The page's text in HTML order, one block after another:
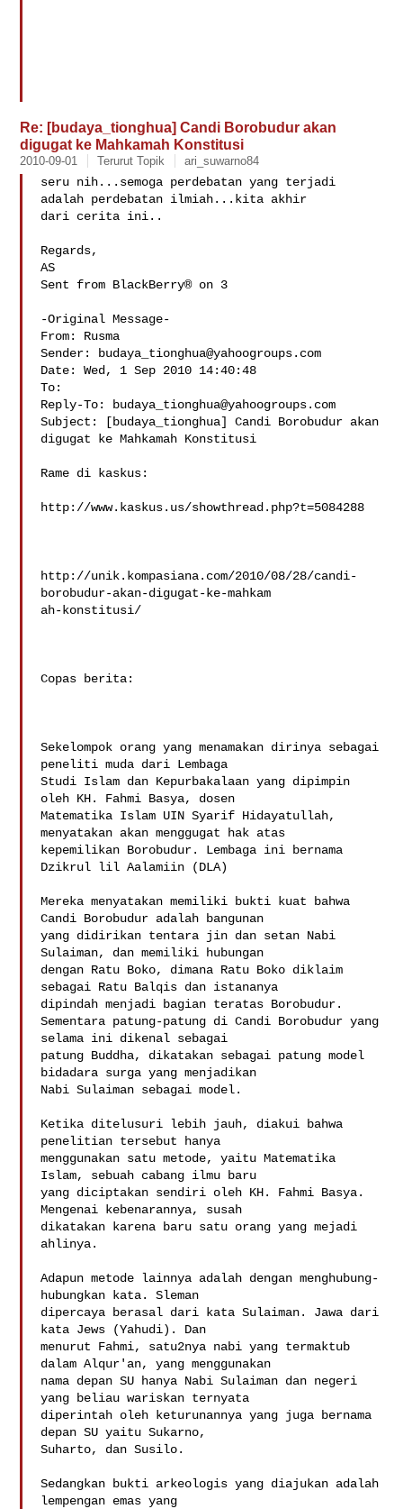
Re: [budaya_tionghua] Candi Borobudur akan
digugat ke Mahkamah Konstitusi
2010-09-01 Terurut Topik ari_suwarno84
seru nih...semoga perdebatan yang terjadi
adalah perdebatan ilmiah...kita akhir
dari cerita ini..
Regards,
AS
Sent from BlackBerry® on 3
-Original Message-
From: Rusma
Sender:
budaya_tionghua@yahoogroups.com
Date: Wed, 1 Sep 2010 14:40:48
To:
Reply-To:
budaya_tionghua@yahoogroups.com
Subject: [budaya_tionghua] Candi Borobudur akan
digugat ke Mahkamah Konstitusi
Rame di kaskus:
http://www.kaskus.us/showthread.php?t=5084288
http://unik.kompasiana.com/2010/08/28/candi-
borobudur-akan-digugat-ke-mahkam
ah-konstitusi/
Copas berita:
Sekelompok orang yang menamakan dirinya sebagai
peneliti muda dari Lembaga
Studi Islam dan Kepurbakalaan yang dipimpin
oleh KH. Fahmi Basya, dosen
Matematika Islam UIN Syarif Hidayatullah,
menyatakan akan menggugat hak atas
kepemilikan Borobudur. Lembaga ini bernama
Dzikrul lil Aalamiin (DLA)
Mereka menyatakan memiliki bukti kuat bahwa
Candi Borobudur adalah bangunan
yang didirikan tentara jin dan setan Nabi
Sulaiman, dan memiliki hubungan
dengan Ratu Boko, dimana Ratu Boko diklaim
sebagai Ratu Balqis dan istananya
dipindah menjadi bagian teratas Borobudur.
Sementara patung-patung di Candi Borobudur yang
selama ini dikenal sebagai
patung Buddha, dikatakan sebagai patung model
bidadara surga yang menjadikan
Nabi Sulaiman sebagai model.
Ketika ditelusuri lebih jauh, diakui bahwa
penelitian tersebut hanya
menggunakan satu metode, yaitu Matematika
Islam, sebuah cabang ilmu baru
yang diciptakan sendiri oleh KH. Fahmi Basya.
Mengenai kebenarannya, susah
dikatakan karena baru satu orang yang mejadi
ahlinya.
Adapun metode lainnya adalah dengan menghubung-
hubungkan kata. Sleman
dipercaya berasal dari kata Sulaiman. Jawa dari
kata Jews (Yahudi). Dan
menurut Fahmi, satu2nya nabi yang termaktub
dalam Alqur'an, yang menggunakan
nama depan SU hanya Nabi Sulaiman dan negeri
yang beliau wariskan ternyata
diperintah oleh keturunannya yang juga bernama
depan SU yaitu Sukarno,
Suharto, dan Susilo.
Sedangkan bukti arkeologis yang diajukan adalah
lempengan emas yang